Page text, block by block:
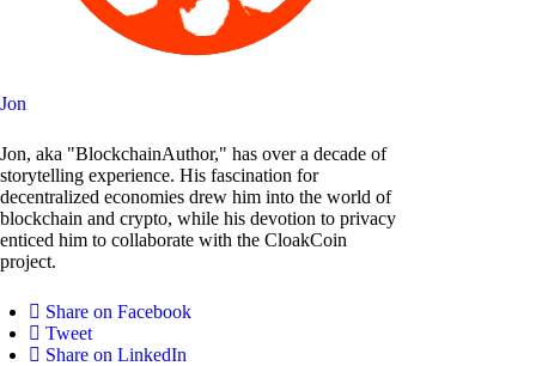
Jon
Jon, aka "BlockchainAuthor," has over a decade of
storytelling experience. His fascination for
decentralized economies drew him into the world of
blockchain and crypto, while his devotion to privacy
enticed him to collaborate with the CloakCoin
project.
Share on Facebook
Tweet
Share on LinkedIn